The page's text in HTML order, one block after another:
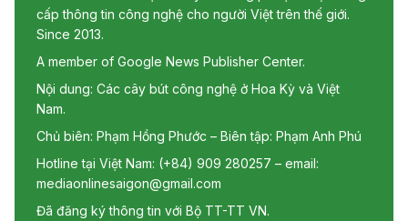
cấp thông tin công nghệ cho người Việt trên thế giới.
Since 2013.
A member of Google News Publisher Center.
Nội dung: Các cây bút công nghệ ở Hoa Kỳ và Việt
Nam.
Chủ biên: Phạm Hồng Phước – Biên tập: Phạm Anh Phú
Hotline tại Việt Nam: (+84) 909 280257 – email:
mediaonlinesaigon@gmail.com
Đã đăng ký thông tin với Bộ TT-TT VN.